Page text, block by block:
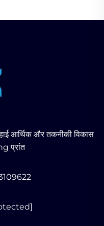
आर्थिक और तकनीकी विकास
प्रांत